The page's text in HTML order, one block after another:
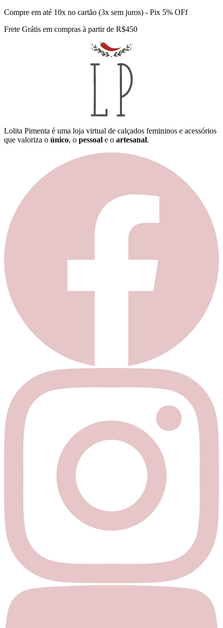
Compre em até 10x no cartão (3x sem juros) - Pix 5% OFf
Frete Grátis em compras à partir de R$450
Lolita Pimenta é uma loja virtual de calçados femininos e acessórios
que valoriza o único, o pessoal e o artesanal.